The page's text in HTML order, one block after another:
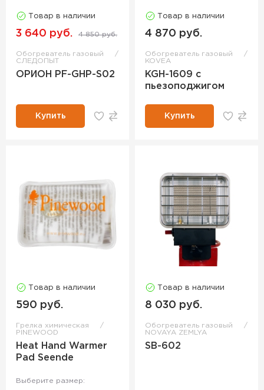
Товар в наличии
3 640 руб. 4 850 руб.
Обогреватель газовый
СЛЕДОПЫТ
ОРИОН PF-GHP-S02
Купить
Товар в наличии
4 870 руб.
Обогреватель газовый
KOVEA
KGH-1609 с
пьезоподжигом
Купить
Товар в наличии
590 руб.
Грелка химическая
PINEWOOD
Heat Hand Warmer
Pad Seende
Выберите размер:
Товар в наличии
8 030 руб.
Обогреватель газовый
NOVAYA ZEMLYA
SB-602